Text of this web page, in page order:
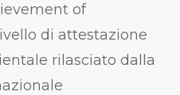
of
di attestazione
rilasciato dalla